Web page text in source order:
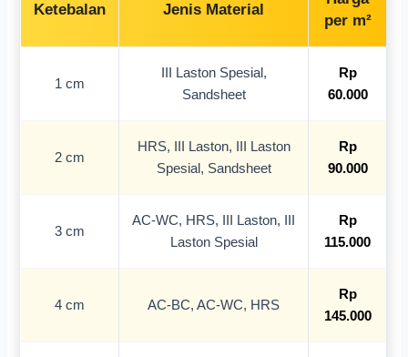
Ketebalan Jenis Material
per m²
1 cm
III Laston Spesial,
Sandsheet
Rp
60.000
2 cm
HRS, III Laston, III Laston
Spesial, Sandsheet
Rp
90.000
3 cm
AC-WC, HRS, III Laston, III
Laston Spesial
Rp
115.000
4 cm AC-BC, AC-WC, HRS
Rp
145.000